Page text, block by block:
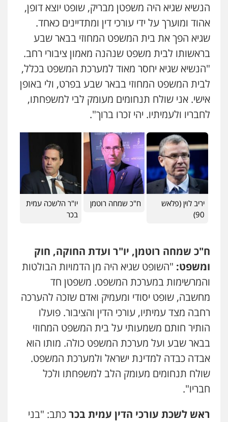
הנשיא שגיא היה משפטן מבריק, שופט יוצא דופן,
אהוד ומוערך על ידי עורכי דין ומתדיינים כאחד.
שגיא הפך את בית המשפט המחוזי בבאר שבע
בראשותו לבית משפט שנהנה מאמון ציבורי רחב.
"הנשיא שגיא יחסר מאוד למערכת המשפט בכלל,
לבית המשפט המחוזי בבאר שבע בפרט, ולי באופן
אישי. אני שולח תנחומים מעומק לבי למשפחתו,
לחבריו ולעמיתיו. יהי זכרו ברוך".
יריב לוין (פלאש
90)
ח"כ שמחה רוטמן
יו"ר הלשכה עמית
בכר
ח"כ שמחה רוטמן, יו"ר ועדת החוקה, חוק
ומשפט: "השופט שגיא היה מן הדמויות הבולטות
והמרשימות במערכת המשפט. משפטן חד
מחשבה, שופט יסודי ומעמיק ואדם שזכה להערכה
רחבה מצד עמיתיו, עורכי הדין והציבור. פועלו
הותיר חותם משמעותי על בית המשפט המחוזי
בבאר שבע ועל מערכת המשפט כולה. מותו הוא
אבדה כבדה למדינת ישראל ולמערכת המשפט.
שולח תנחומים מעומק הלב למשפחתו ולכל
חבריו".
ראש לשכת עורכי הדין עמית בכרכתב: "בני